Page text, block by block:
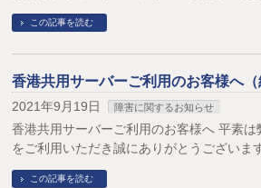
この記事を読む
香港共用サーバーご利用のお客様へ（
2021年9月19日 障害に関するお知らせ
香港共用サーバーご利用のお客様へ 平素は
をご利用いただき誠にありがとうございま
この記事を読む